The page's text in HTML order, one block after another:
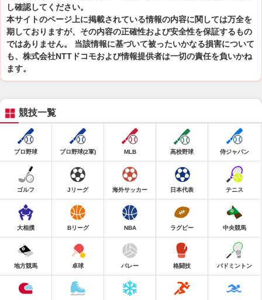
し確認してください。
本サイトのページ上に掲載されている情報の内容に関しては万全を
期しておりますが、その内容の正確性および安全性を保証するもの
ではありません。 当該情報に基づいて被ったいかなる損害について
も、株式会社NTTドコモおよび情報提供者は一切の責任を負いかね
ます。
競技一覧
プロ野球 プロ野球(2軍) MLB 高校野球 侍ジャパン
ゴルフ Jリーグ 海外サッカー 日本代表 テニス
大相撲 Bリーグ NBA ラグビー 中央競馬
地方競馬 卓球 バレー 格闘技 バドミントン